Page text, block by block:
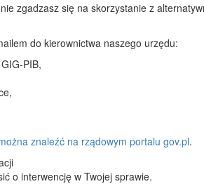
zgadzasz się na skorzystanie z
do kierownictwa naszego urzędu:
PIB,
,
znaleźć na rządowym portalu gov.pl.
o interwencję w Twojej sprawie.